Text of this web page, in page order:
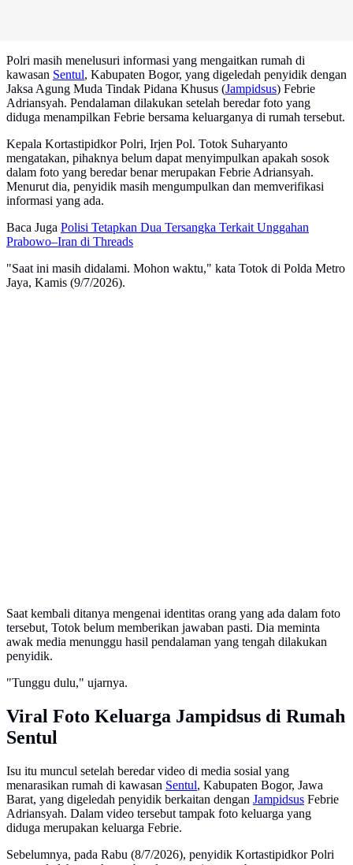
Polri masih menelusuri informasi yang mengaitkan rumah di
kawasan Sentul, Kabupaten Bogor, yang digeledah penyidik dengan
Jaksa Agung Muda Tindak Pidana Khusus (Jampidsus) Febrie
Adriansyah. Pendalaman dilakukan setelah beredar foto yang
diduga menampilkan Febrie bersama keluarganya di rumah tersebut.
Kepala Kortastipidkor Polri, Irjen Pol. Totok Suharyanto
mengatakan, pihaknya belum dapat menyimpulkan apakah sosok
dalam foto yang beredar benar merupakan Febrie Adriansyah.
Menurut dia, penyidik masih mengumpulkan dan memverifikasi
informasi yang ada.
Baca Juga Polisi Tetapkan Dua Tersangka Terkait Unggahan
Prabowo–Iran di Threads
"Saat ini masih didalami. Mohon waktu," kata Totok di Polda Metro
Jaya, Kamis (9/7/2026).
Saat kembali ditanya mengenai identitas orang yang ada dalam foto
tersebut, Totok belum memberikan jawaban pasti. Dia meminta
awak media menunggu hasil pendalaman yang tengah dilakukan
penyidik.
"Tunggu dulu," ujarnya.
Viral Foto Keluarga Jampidsus di Rumah
Sentul
Isu itu muncul setelah beredar video di media sosial yang
menarasikan rumah di kawasan Sentul, Kabupaten Bogor, Jawa
Barat, yang digeledah penyidik berkaitan dengan Jampidsus Febrie
Adriansyah. Dalam video tersebut tampak foto keluarga yang
diduga merupakan keluarga Febrie.
Sebelumnya, pada Rabu (8/7/2026), penyidik Kortastipidkor Polri